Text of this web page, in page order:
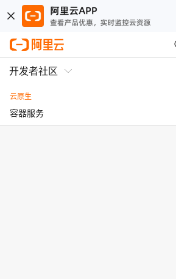
开发者社区
云原生
容器服务